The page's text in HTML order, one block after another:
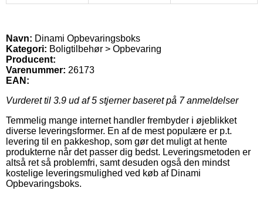
Navn: Dinami Opbevaringsboks
Kategori: Boligtilbehør > Opbevaring
Producent:
Varenummer: 26173
EAN:
Vurderet til 3.9 ud af 5 stjerner baseret på 7anmeldelser
Temmelig mange internet handler frembyder i øjeblikket
diverse leveringsformer. En af de mest populære er p.t.
levering til en pakkeshop, som gør det muligt at hente
produkterne når det passer dig bedst. Leveringsmetoden er
altså ret så problemfri, samt desuden også den mindst
kostelige leveringsmulighed ved køb af Dinami
Opbevaringsboks.